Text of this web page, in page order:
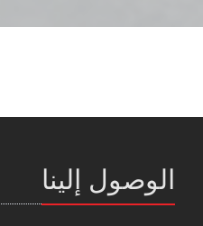
الوصول إلينا